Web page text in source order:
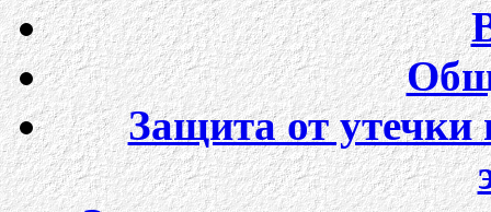
Защита от утечки